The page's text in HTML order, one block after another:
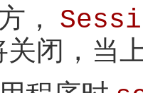
，
关闭，当